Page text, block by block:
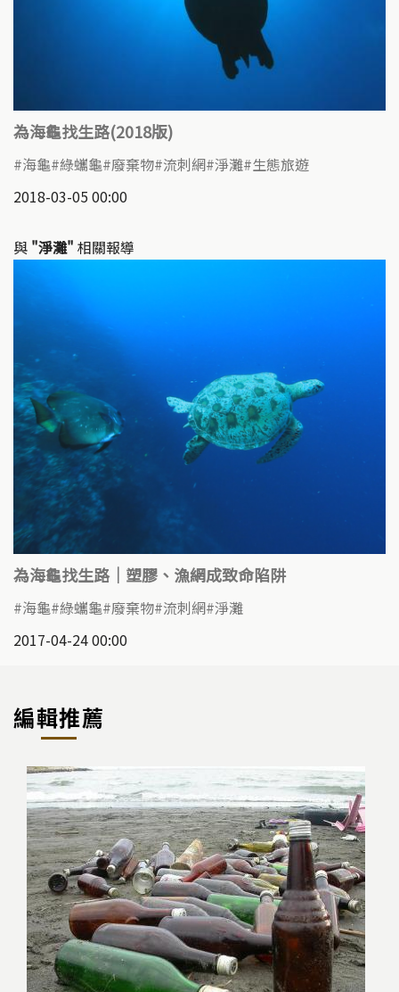
為海龜找生路(2018版)
海龜 綠蠵龜 廢棄物 流刺網 淨灘 生態旅遊
2018-03-05 00:00
與 "淨灘" 相關報導
為海龜找生路｜塑膠、漁網成致命陷阱
海龜 綠蠵龜 廢棄物 流刺網 淨灘
2017-04-24 00:00
編輯推薦